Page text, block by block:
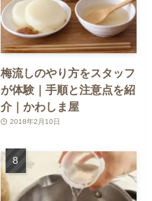
梅流しのやり方をスタッフ
が体験｜手順と注意点を紹
介｜かわしま屋
2018年2月10日